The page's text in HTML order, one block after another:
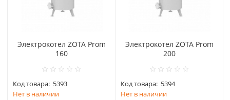
Электрокотел ZOTA Prom
160
Код товара: 5393
Нет в наличии
Электрокотел ZOTA Prom
200
Код товара: 5394
Нет в наличии